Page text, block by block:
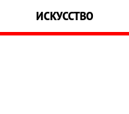
ИСКУССТВО